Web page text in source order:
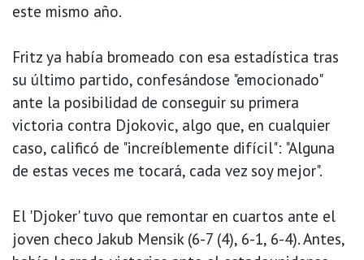
este mismo año.
Fritz ya había bromeado con esa estadística tras
su último partido, confesándose "emocionado"
ante la posibilidad de conseguir su primera
victoria contra Djokovic, algo que, en cualquier
caso, calificó de "increíblemente difícil": "Alguna
de estas veces me tocará, cada vez soy mejor".
El 'Djoker' tuvo que remontar en cuartos ante el
joven checo Jakub Mensik (6-7 (4), 6-1, 6-4). Antes,